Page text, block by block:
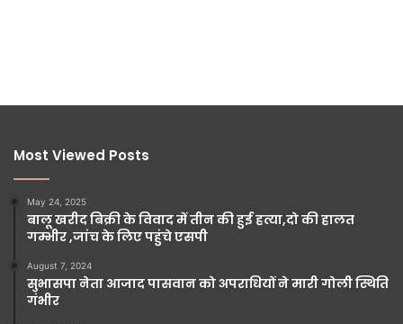
Most Viewed Posts
May 24, 2025
बालू खरीद बिक्री के विवाद में तीन की हुई हत्या,दो की हालत
गम्भीर ,जांच के लिए पहुंचे एसपी
August 7, 2024
सुभासपा नेता आजाद पासवान को अपराधियों ने मारी गोली स्थिति
गंभीर